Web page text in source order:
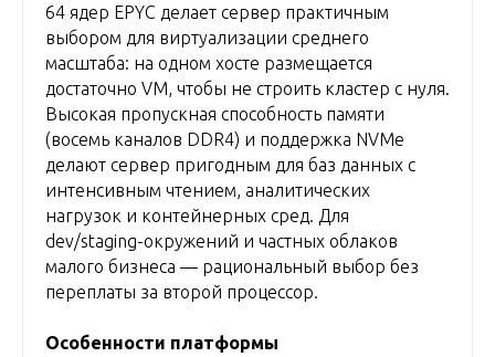
64 ядер EPYC делает сервер практичным
выбором для виртуализации среднего
масштаба: на одном хосте размещается
достаточно VM, чтобы не строить кластер с нуля.
Высокая пропускная способность памяти
(восемь каналов DDR4) и поддержка NVMe
делают сервер пригодным для баз данных с
интенсивным чтением, аналитических
нагрузок и контейнерных сред. Для
dev/staging-окружений и частных облаков
малого бизнеса — рациональный выбор без
переплаты за второй процессор.
Особенности платформы